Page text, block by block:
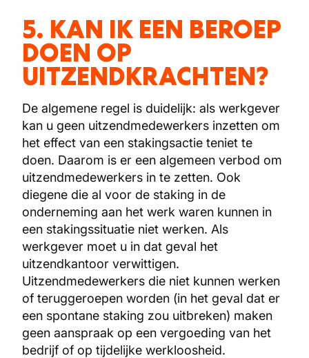
5. KAN IK EEN BEROEP
DOEN OP
UITZENDKRACHTEN?
De algemene regel is duidelijk: als werkgever
kan u geen uitzendmedewerkers inzetten om
het effect van een stakingsactie teniet te
doen. Daarom is er een algemeen verbod om
uitzendmedewerkers in te zetten. Ook
diegene die al voor de staking in de
onderneming aan het werk waren kunnen in
een stakingssituatie niet werken. Als
werkgever moet u in dat geval het
uitzendkantoor verwittigen.
Uitzendmedewerkers die niet kunnen werken
of teruggeroepen worden (in het geval dat er
een spontane staking zou uitbreken) maken
geen aanspraak op een vergoeding van het
bedrijf of op tijdelijke werkloosheid.